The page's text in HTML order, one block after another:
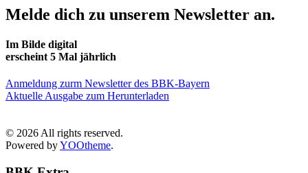
Melde dich zu unserem Newsletter an.
Im Bilde digital
erscheint 5 Mal jährlich
Anmeldung zurm Newsletter des BBK-Bayern
Aktuelle Ausgabe zum Herunterladen
© 2026 All rights reserved.
Powered byYOOtheme.